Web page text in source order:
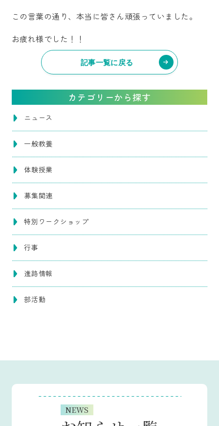
この言葉の通り、本当に皆さん頑張っていました。
お疲れ様でした！！
記事一覧に戻る
カテゴリーから探す
ニュース
一般教養
体験授業
募集関連
特別ワークショップ
行事
進路情報
部活動
NEWS